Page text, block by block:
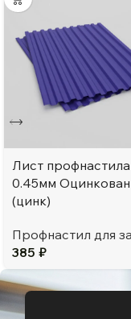
Лист
0.45мм Оцинкован
(цинк)
Профнастил для
385 ₽